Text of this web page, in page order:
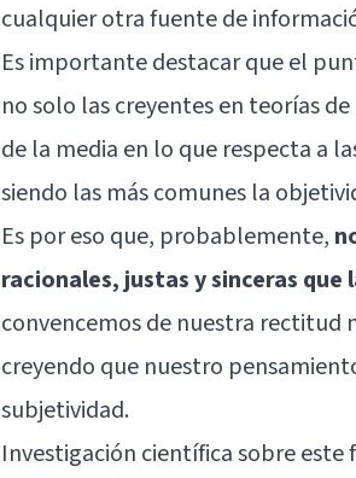
cualquier otra fuente de
Es importante destacar que el
no solo las creyentes en teorías
de la media en lo que respecta a
siendo las más comunes la
Es por eso que, probablemente,
racionales, justas y sinceras que
convencemos de nuestra rectitud
creyendo que nuestro
subjetividad.
Investigación científica sobre este